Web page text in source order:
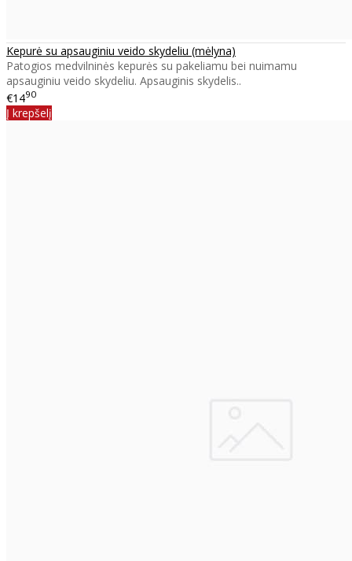
Kepurė su apsauginiu veido skydeliu (mėlyna)
Patogios medvilninės kepurės su pakeliamu bei nuimamu
apsauginiu veido skydeliu. Apsauginis skydelis..
€1490
Į krepšelį